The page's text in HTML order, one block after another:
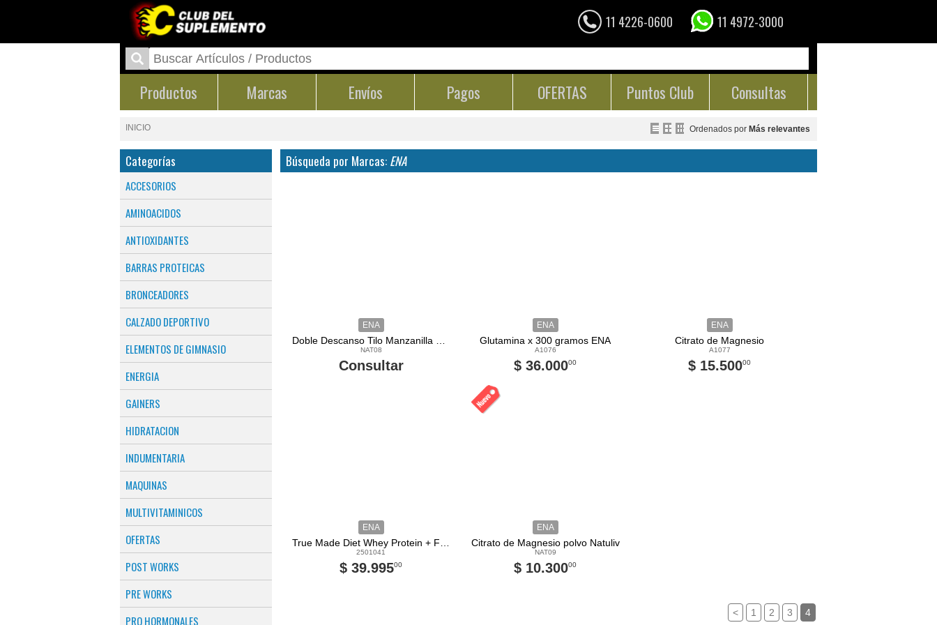
11 4226-0600 11 4972-3000
Productos Marcas Envíos Pagos OFERTAS Puntos Club Consultas
INICIO Ordenados por Más relevantes
Categorías
ACCESORIOS
AMINOACIDOS
ANTIOXIDANTES
BARRAS PROTEICAS
BRONCEADORES
CALZADO DEPORTIVO
ELEMENTOS DE GIMNASIO
ENERGIA
GAINERS
HIDRATACION
INDUMENTARIA
MAQUINAS
MULTIVITAMINICOS
OFERTAS
POST WORKS
PRE WORKS
PRO HORMONALES
Búsqueda por Marcas: ENA
ENA
NAT08
Consultar
ENA
Glutamina x 300 gramos ENA
A1076
$ 36.00000
ENA
Citrato de Magnesio
A1077
$ 15.50000
ENA
2501041
$ 39.99500
ENA
Citrato de Magnesio polvo Natuliv
NAT09
$ 10.30000
< 1 2 3 4